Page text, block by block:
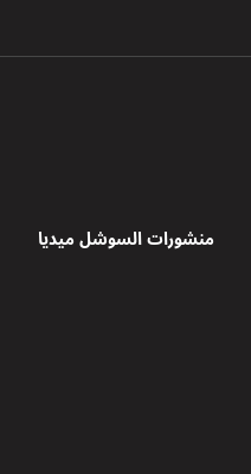
منشورات السوشل ميديا